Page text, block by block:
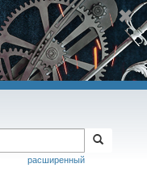
расширенный